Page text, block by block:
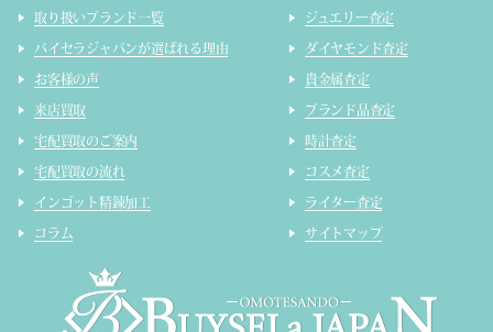
取り扱いブランド一覧
バイセラジャパンが選ばれる理由
お客様の声
来店買取
宅配買取のご案内
宅配買取の流れ
インゴット精錬加工
コラム
ジュエリー査定
ダイヤモンド査定
貴金属査定
ブランド品査定
時計査定
コスメ査定
ライター査定
サイトマップ